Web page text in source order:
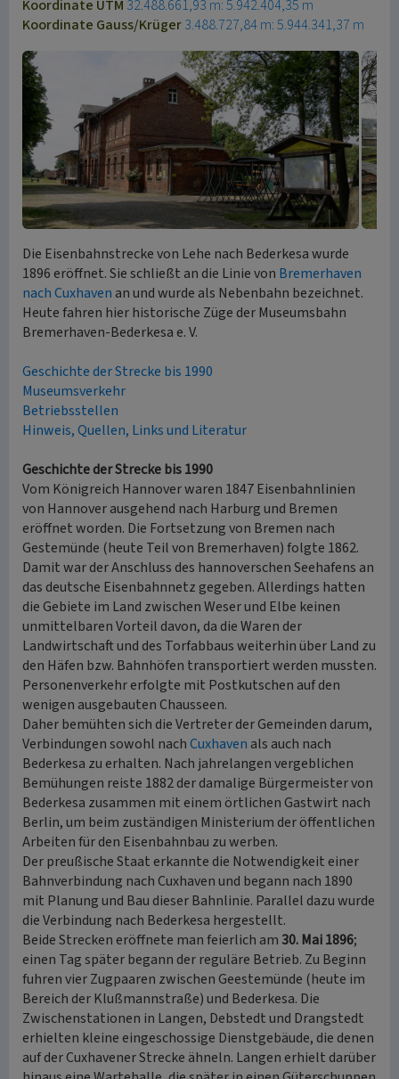
Koordinate UTM 32.488.661,93 m: 5.942.404,35 m
Koordinate Gauss/Krüger3.488.727,84 m: 5.944.341,37 m
Die Eisenbahnstrecke von Lehe nach Bederkesa wurde
1896 eröffnet. Sie schließt an die Linie von Bremerhaven
nach Cuxhaven an und wurde als Nebenbahn bezeichnet.
Heute fahren hier historische Züge der Museumsbahn
Bremerhaven-Bederkesa e. V.
Geschichte der Strecke bis 1990
Museumsverkehr
Betriebsstellen
Hinweis, Quellen, Links und Literatur
Geschichte der Strecke bis 1990
Vom Königreich Hannover waren 1847 Eisenbahnlinien
von Hannover ausgehend nach Harburg und Bremen
eröffnet worden. Die Fortsetzung von Bremen nach
Gestemünde (heute Teil von Bremerhaven) folgte 1862.
Damit war der Anschluss des hannoverschen Seehafens an
das deutsche Eisenbahnnetz gegeben. Allerdings hatten
die Gebiete im Land zwischen Weser und Elbe keinen
unmittelbaren Vorteil davon, da die Waren der
Landwirtschaft und des Torfabbaus weiterhin über Land zu
den Häfen bzw. Bahnhöfen transportiert werden mussten.
Personenverkehr erfolgte mit Postkutschen auf den
wenigen ausgebauten Chausseen.
Daher bemühten sich die Vertreter der Gemeinden darum,
Verbindungen sowohl nachCuxhaven als auch nach
Bederkesa zu erhalten. Nach jahrelangen vergeblichen
Bemühungen reiste 1882 der damalige Bürgermeister von
Bederkesa zusammen mit einem örtlichen Gastwirt nach
Berlin, um beim zuständigen Ministerium der öffentlichen
Arbeiten für den Eisenbahnbau zu werben.
Der preußische Staat erkannte die Notwendigkeit einer
Bahnverbindung nach Cuxhaven und begann nach 1890
mit Planung und Bau dieser Bahnlinie. Parallel dazu wurde
die Verbindung nach Bederkesa hergestellt.
Beide Strecken eröffnete man feierlich am 30. Mai 1896;
einen Tag später begann der reguläre Betrieb. Zu Beginn
fuhren vier Zugpaaren zwischen Geestemünde (heute im
Bereich der Klußmannstraße) und Bederkesa. Die
Zwischenstationen in Langen, Debstedt und Drangstedt
erhielten kleine eingeschossige Dienstgebäude, die denen
auf der Cuxhavener Strecke ähneln. Langen erhielt darüber